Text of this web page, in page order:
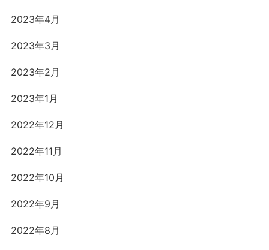
2023年4月
2023年3月
2023年2月
2023年1月
2022年12月
2022年11月
2022年10月
2022年9月
2022年8月